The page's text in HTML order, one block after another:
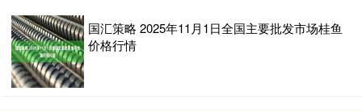
国汇策略 2025年11月1日全国主要批发市场桂鱼
价格行情